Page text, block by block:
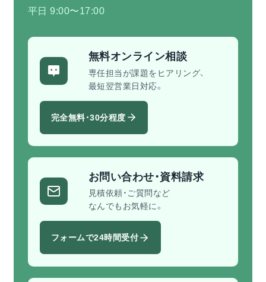
平日 9:00〜17:00
無料オンライン相談
専任担当が課題をヒアリング、
最短翌営業日対応。
完全無料・30分程度
お問い合わせ・資料請求
見積依頼・ご質問など
なんでもお気軽に。
フォームで24時間受付